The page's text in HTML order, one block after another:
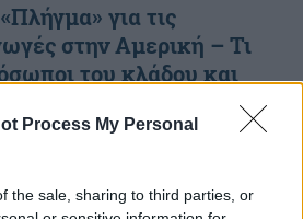
Process My Personal
the sale, sharing to third parties, or
για τις
στην Αμερική – Τι
του κλάδου και
|| Οικονομία